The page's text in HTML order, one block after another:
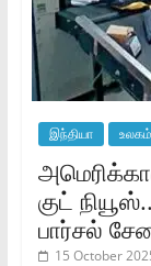
இந்தியா உலகம்
குட்
பார்சல்
15 October